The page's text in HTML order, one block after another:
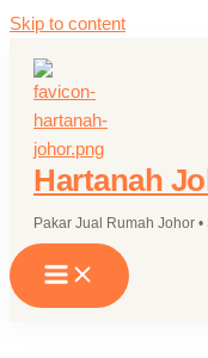
Skip to content
Hartanah
Pakar Jual Rumah Johor